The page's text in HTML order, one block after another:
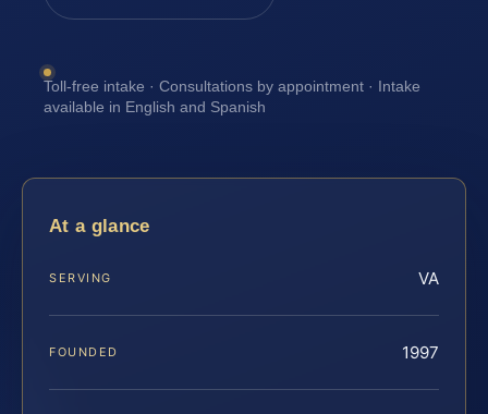
Toll-free intake · Consultations by appointment · Intake
available in English and Spanish
At a glance
SERVING VA
FOUNDED 1997